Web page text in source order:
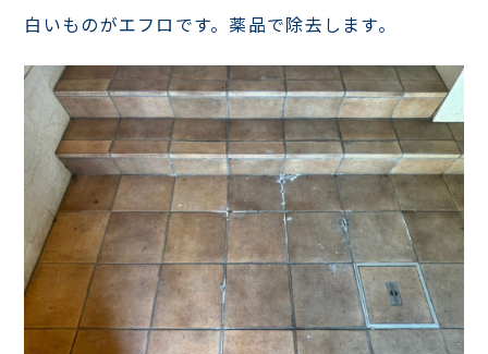
白いものがエフロです。薬品で除去します。